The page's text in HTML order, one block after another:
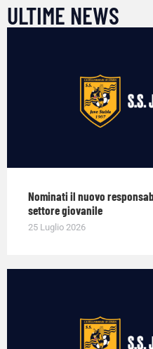
ULTIME NEWS
Nominati il nuovo
settore giovanile
25 Luglio 2026